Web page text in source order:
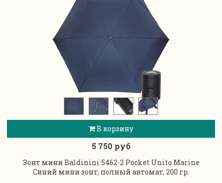
В корзину
5 750 руб
Зонт мини Baldinini 5462-2 Pocket Unito Marine
Синий мини зонт, полный автомат, 200 гр.